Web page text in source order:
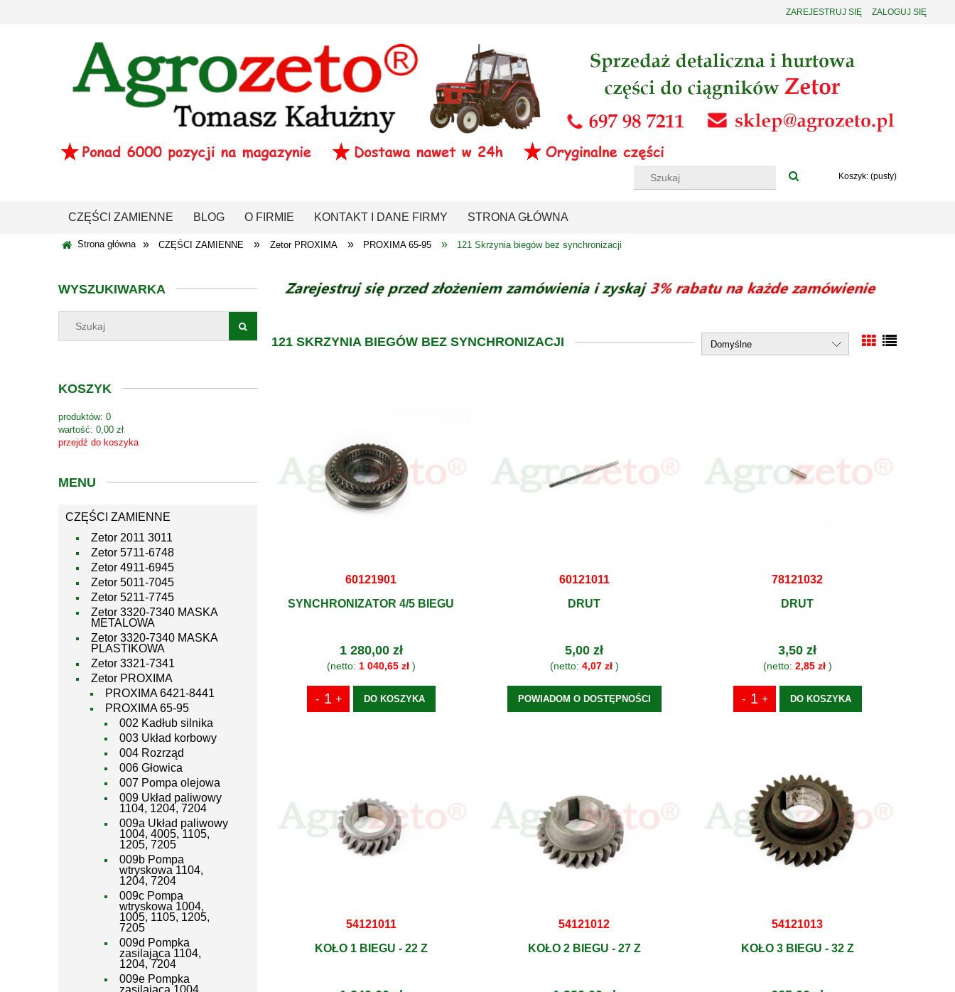
ZAREJESTRUJ SIĘ ZALOGUJ SIĘ
Koszyk: (pusty)
CZĘŚCI ZAMIENNE BLOG O FIRMIE KONTAKT I DANE FIRMY STRONA GŁÓWNA
Strona główna » CZĘŚCI ZAMIENNE » Zetor PROXIMA » PROXIMA 65-95 » 121 Skrzynia biegów bez synchronizacji
WYSZUKIWARKA
KOSZYK
produktów: 0
wartość: 0,00 zł
przejdź do koszyka
MENU
CZĘŚCI ZAMIENNE
Zetor 2011 3011
Zetor 5711-6748
Zetor 4911-6945
Zetor 5011-7045
Zetor 5211-7745
Zetor 3320-7340 MASKA
METALOWA
Zetor 3320-7340 MASKA
PLASTIKOWA
Zetor 3321-7341
Zetor PROXIMA
PROXIMA 6421-8441
PROXIMA 65-95
002 Kadłub silnika
003 Układ korbowy
004 Rozrząd
006 Głowica
007 Pompa olejowa
009 Układ paliwowy
1104, 1204, 7204
009a Układ paliwowy
1004, 4005, 1105,
1205, 7205
009b Pompa
wtryskowa 1104,
1204, 7204
009c Pompa
wtryskowa 1004,
1005, 1105, 1205,
7205
009d Pompka
zasilająca 1104,
1204, 7204
009e Pompka
121 SKRZYNIA BIEGÓW BEZ SYNCHRONIZACJI
60121901
SYNCHRONIZATOR 4/5 BIEGU
1 280,00 zł
(netto: 1 040,65 zł)
DO KOSZYKA
60121011
DRUT
5,00 zł
(netto: 4,07 zł)
POWIADOM O DOSTĘPNOŚCI
78121032
DRUT
3,50 zł
(netto: 2,85 zł)
DO KOSZYKA
54121011
KOŁO 1 BIEGU - 22 Z
54121012
KOŁO 2 BIEGU - 27 Z
54121013
KOŁO 3 BIEGU - 32 Z